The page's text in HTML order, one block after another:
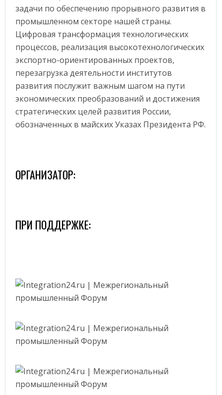
УЧЕНЫЕ «РОСАТОМА» ПРЕДСТАВИЛИ НА ВЫСТАВКЕ ФОРУМА БУДУЩИХ
АВТОМАТИЗАЦИЯ ПОСТАВКИ МОБИЛЬНЫХ РОБОТОВ В МИРЕ ВЫРАСТУТ В 5 РАЗ
задачи по обеспечению прорывного развития в
промышленном секторе нашей страны.
Цифровая трансформация технологических
процессов, реализация высокотехнологических
экспортно-ориентированных проектов,
перезагрузка деятельности институтов
развития послужит важным шагом на пути
экономических преобразований и достижения
стратегических целей развития России,
обозначенных в майских Указах Президента РФ.
ОРГАНИЗАТОР:
ПРИ ПОДДЕРЖКЕ: